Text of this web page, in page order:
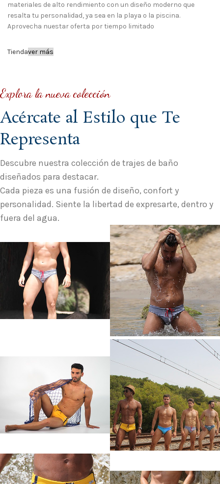
materiales de alto rendimiento con un diseño moderno que
resalta tu personalidad, ya sea en la playa o la piscina.
Aprovecha nuestar oferta por tiempo limitado
Tiendaver más
Explora la nueva colección
Acércate al Estilo que Te
Representa
Descubre nuestra colección de trajes de baño
diseñados para destacar.
Cada pieza es una fusión de diseño, confort y
personalidad. Siente la libertad de expresarte, dentro y
fuera del agua.